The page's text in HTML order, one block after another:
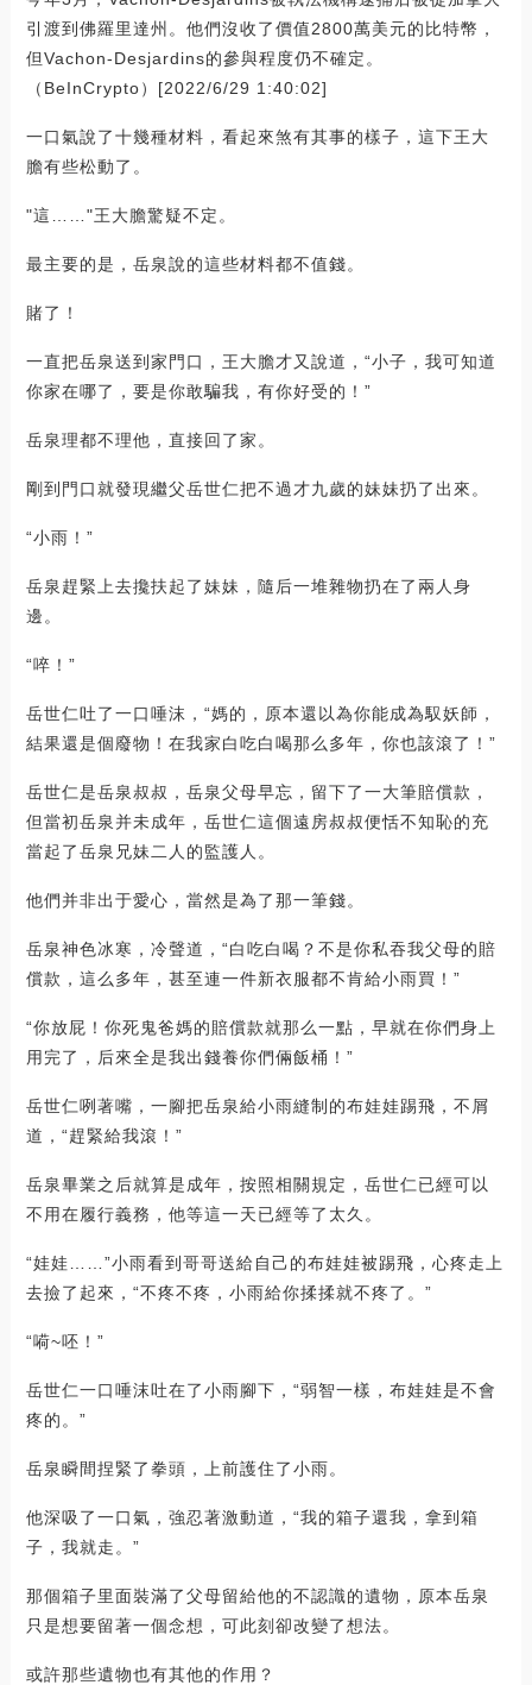
引渡到佛羅里達州。他們沒收了價值2800萬美元的比特幣，
但Vachon-Desjardins的參與程度仍不確定。
（BeInCrypto）[2022/6/29 1:40:02]
一口氣說了十幾種材料，看起來煞有其事的樣子，這下王大
膽有些松動了。
"這……"王大膽驚疑不定。
最主要的是，岳泉說的這些材料都不值錢。
賭了！
一直把岳泉送到家門口，王大膽才又說道，“小子，我可知道
你家在哪了，要是你敢騙我，有你好受的！”
岳泉理都不理他，直接回了家。
剛到門口就發現繼父岳世仁把不過才九歲的妹妹扔了出來。
“小雨！”
岳泉趕緊上去攙扶起了妹妹，隨后一堆雜物扔在了兩人身
邊。
“啐！”
岳世仁吐了一口唾沫，“媽的，原本還以為你能成為馭妖師，
結果還是個廢物！在我家白吃白喝那么多年，你也該滾了！”
岳世仁是岳泉叔叔，岳泉父母早忘，留下了一大筆賠償款，
但當初岳泉并未成年，岳世仁這個遠房叔叔便恬不知恥的充
當起了岳泉兄妹二人的監護人。
他們并非出于愛心，當然是為了那一筆錢。
岳泉神色冰寒，冷聲道，“白吃白喝？不是你私吞我父母的賠
償款，這么多年，甚至連一件新衣服都不肯給小雨買！”
“你放屁！你死鬼爸媽的賠償款就那么一點，早就在你們身上
用完了，后來全是我出錢養你們倆飯桶！”
岳世仁咧著嘴，一腳把岳泉給小雨縫制的布娃娃踢飛，不屑
道，“趕緊給我滾！”
岳泉畢業之后就算是成年，按照相關規定，岳世仁已經可以
不用在履行義務，他等這一天已經等了太久。
“娃娃……”小雨看到哥哥送給自己的布娃娃被踢飛，心疼走上
去撿了起來，“不疼不疼，小雨給你揉揉就不疼了。”
“嗬~呸！”
岳世仁一口唾沫吐在了小雨腳下，“弱智一樣，布娃娃是不會
疼的。”
岳泉瞬間捏緊了拳頭，上前護住了小雨。
他深吸了一口氣，強忍著激動道，“我的箱子還我，拿到箱
子，我就走。”
那個箱子里面裝滿了父母留給他的不認識的遺物，原本岳泉
只是想要留著一個念想，可此刻卻改變了想法。
或許那些遺物也有其他的作用？